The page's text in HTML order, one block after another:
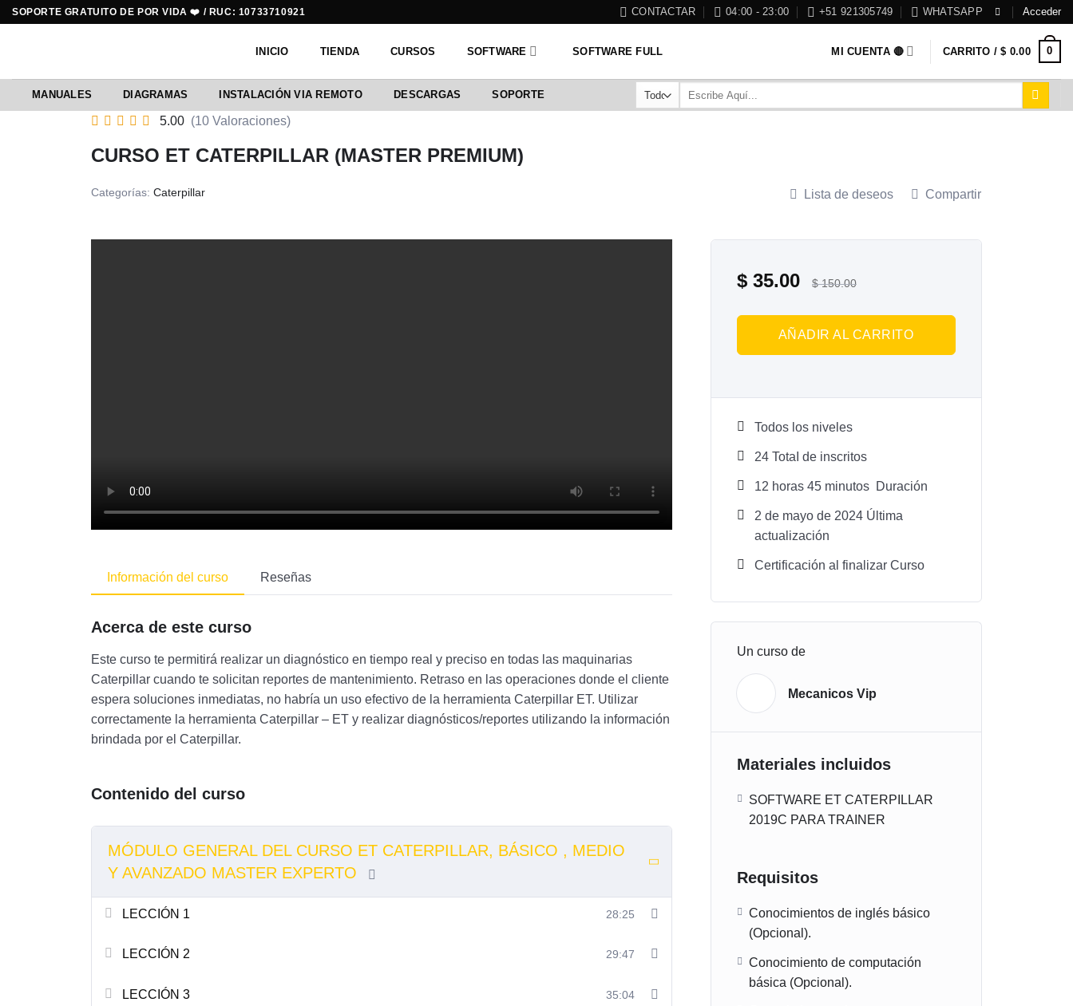
Saltar
SOPORTE GRATUITO DE POR VIDA ❤️ / RUC: 10733710921 CONTACTAR 04:00 - 23:00 +51 921305749 WHATSAPP Acceder
INICIO TIENDA CURSOS SOFTWARE SOFTWARE FULL MI CUENTA 🔴 CARRITO /$ 0.00 0
MANUALES DIAGRAMAS INSTALACIÓN VIA REMOTO DESCARGAS SOPORTE
5.00 (10 Valoraciones)
CURSO ET CATERPILLAR (MASTER PREMIUM)
Categorías: Caterpillar Lista de deseos Compartir
Información del curso Reseñas
Acerca de este curso
Este curso te permitirá realizar un diagnóstico en tiempo real y preciso en todas las maquinarias
Caterpillar cuando te solicitan reportes de mantenimiento. Retraso en las operaciones donde el cliente
espera soluciones inmediatas, no habría un uso efectivo de la herramienta Caterpillar ET. Utilizar
correctamente la herramienta Caterpillar – ET y realizar diagnósticos/reportes utilizando la información
brindada por el Caterpillar.
Contenido del curso
MÓDULO GENERAL DEL CURSO ET CATERPILLAR, BÁSICO , MEDIO
Y AVANZADO MASTER EXPERTO
LECCIÓN 1 28:25
LECCIÓN 2 29:47
LECCIÓN 3 35:04
$ 35.00 $150.00
AÑADIR AL CARRITO
Todos los niveles
24 TotaI de inscritos
12 horas 45 minutos Duración
2 de mayo de 2024 Última
actualización
Certificación al finalizar Curso
Un curso de
Mecanicos Vip
Materiales incluidos
SOFTWARE ET CATERPILLAR
2019C PARA TRAINER
Requisitos
Conocimientos de inglés básico
(Opcional).
Conocimiento de computación
básica (Opcional).